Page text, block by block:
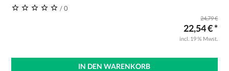
/ 0
24,79 €
22,54 € *
incl. 19 % Mwst.
IN DEN WARENKORB